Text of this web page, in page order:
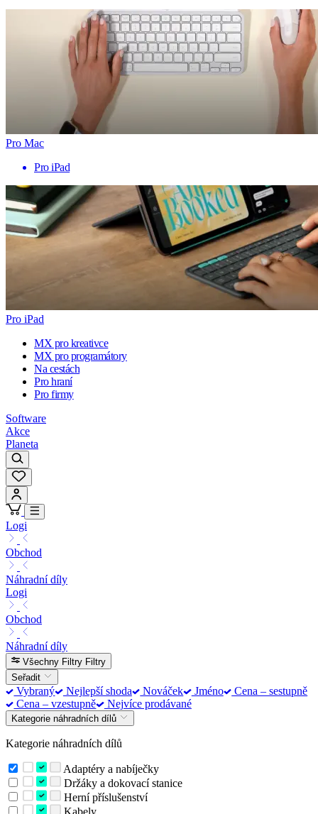
Pro Mac
Pro iPad
Pro iPad
MX pro kreativce
MX pro programátory
Na cestách
Pro hraní
Pro firmy
Software
Akce
Planeta
Logi
Obchod
Náhradní díly
Logi
Obchod
Náhradní díly
Všechny Filtry Filtry
Seřadit
Vybraný Nejlepší shoda Nováček Jméno
Cena – sestupně
Cena – vzestupně
Nejvíce prodávané
Kategorie náhradních dílů
Kategorie náhradních dílů
Adaptéry a nabíječky
Držáky a dokovací stanice
Herní příslušenství